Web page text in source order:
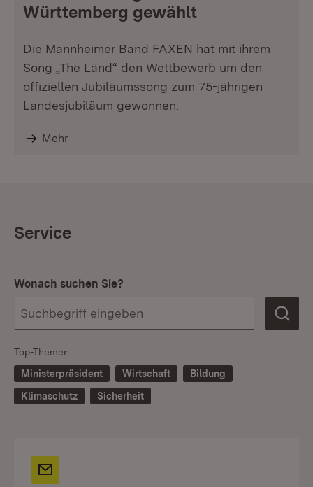
Württemberg gewählt
Die Mannheimer Band FAXEN hat mit ihrem
Song „The Länd“ den Wettbewerb um den
offiziellen Jubiläumssong zum 75-jährigen
Landesjubiläum gewonnen.
Mehr
Service
Wonach suchen Sie?
Top-Themen
Ministerpräsident
Wirtschaft
Bildung
Klimaschutz
Sicherheit